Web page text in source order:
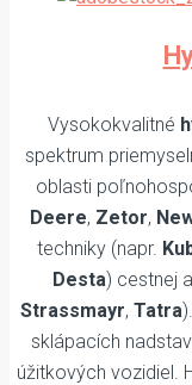
Vysokokvalitné
spektrum
oblasti
Deere, Zetor,
techniky (napr.
Desta) cestnej
Strassmayr, Tatra
sklápacích
úžitkových vozidiel.